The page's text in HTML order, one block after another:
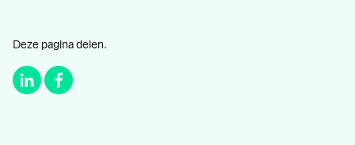
Deze pagina delen.